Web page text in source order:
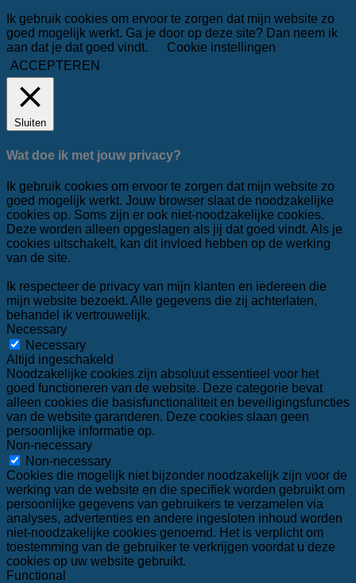
Ik gebruik cookies om ervoor te zorgen dat mijn website zo
goed mogelijk werkt. Ga je door op deze site? Dan neem ik
aan dat je dat goed vindt.
Cookie instellingen
ACCEPTEREN
Sluiten
Wat doe ik met jouw privacy?
Ik gebruik cookies om ervoor te zorgen dat mijn website zo
goed mogelijk werkt. Jouw browser slaat de noodzakelijke
cookies op. Soms zijn er ook niet-noodzakelijke cookies.
Deze worden alleen opgeslagen als jij dat goed vindt. Als je
cookies uitschakelt, kan dit invloed hebben op de werking
van de site.
Ik respecteer de privacy van mijn klanten en iedereen die
mijn website bezoekt. Alle gegevens die zij achterlaten,
behandel ik vertrouwelijk.
Necessary
Necessary
Altijd ingeschakeld
Noodzakelijke cookies zijn absoluut essentieel voor het
goed functioneren van de website. Deze categorie bevat
alleen cookies die basisfunctionaliteit en beveiligingsfuncties
van de website garanderen. Deze cookies slaan geen
persoonlijke informatie op.
Non-necessary
Non-necessary
Cookies die mogelijk niet bijzonder noodzakelijk zijn voor de
werking van de website en die specifiek worden gebruikt om
persoonlijke gegevens van gebruikers te verzamelen via
analyses, advertenties en andere ingesloten inhoud worden
niet-noodzakelijke cookies genoemd. Het is verplicht om
toestemming van de gebruiker te verkrijgen voordat u deze
cookies op uw website gebruikt.
Functional